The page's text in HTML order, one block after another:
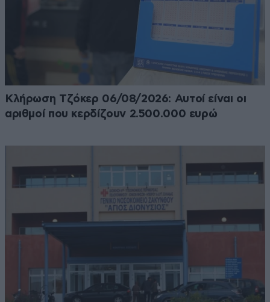
Κλήρωση Τζόκερ 06/08/2026: Αυτοί είναι οι
αριθμοί που κερδίζουν 2.500.000 ευρώ